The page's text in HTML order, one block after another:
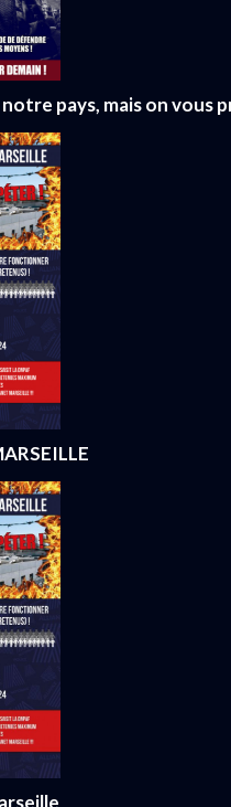
pays, mais on vous